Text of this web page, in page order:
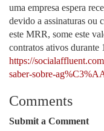
uma empresa espera
devido a assinaturas ou
este MRR, some este
contratos ativos durante
https://
saber-sobre-
Comments
Submit a Comment